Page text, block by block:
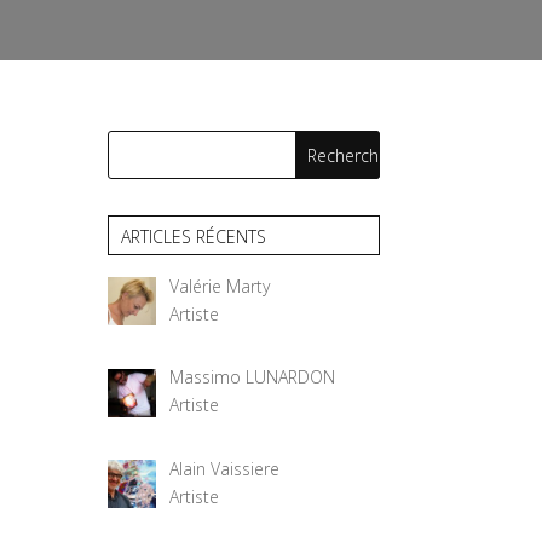
ARTICLES RÉCENTS
Valérie Marty
Artiste
Massimo LUNARDON
Artiste
Alain Vaissiere
Artiste